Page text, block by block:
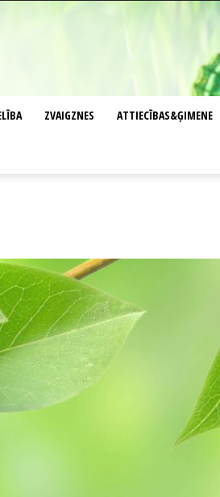
ZVAIGZNES ATTIECĪBAS&ĢIMENE